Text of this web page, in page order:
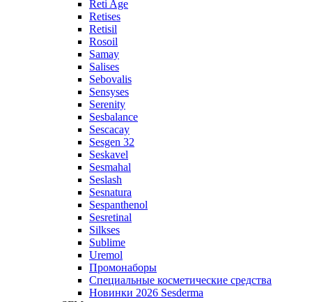
Reti Age
Retises
Retisil
Rosoil
Samay
Salises
Sebovalis
Sensyses
Serenity
Sesbalance
Sescacay
Sesgen 32
Seskavel
Sesmahal
Seslash
Sesnatura
Sespanthenol
Sesretinal
Silkses
Sublime
Uremol
Промонаборы
Специальные косметические средства
Новинки 2026 Sesderma